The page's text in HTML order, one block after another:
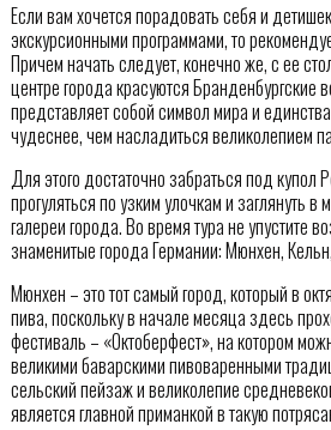
Если вам хочется порадовать себя и
экскурсионными программами, то
Причем начать следует, конечно же, с ее
центре города красуются Бранденбургские
представляет собой символ мира и
чудеснее, чем насладиться великолепием
Для этого достаточно забраться под купол
прогуляться по узким улочкам и заглянуть
галереи города. Во время тура не упустите
знаменитые города Германии: Мюнхен,
Мюнхен – это тот самый город, который в
пива, поскольку в начале месяца здесь
фестиваль – «Октоберфест», на котором
великими баварскими пивоваренными
сельский пейзаж и великолепие
является главной приманкой в такую